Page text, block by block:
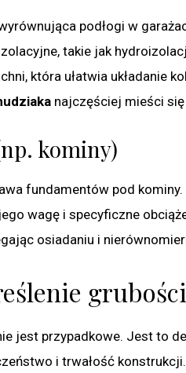
podłogi w
takie jak
która ułatwia układanie
najczęściej mieści
kominy)
fundamentów pod
wagę i specyficzne
osiadaniu i
jest przypadkowe. Jest to
i trwałość konstrukcji.